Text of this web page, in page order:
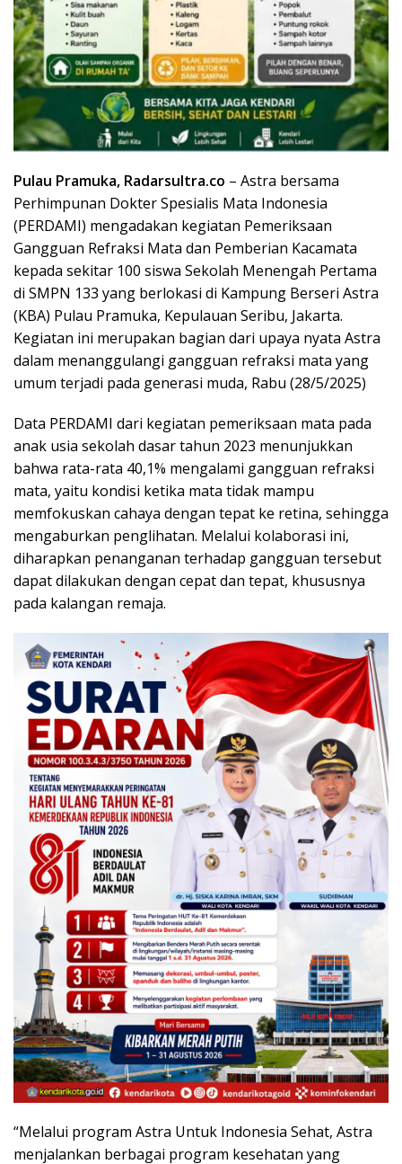
Pulau Pramuka, Radarsultra.co – Astra bersama
Perhimpunan Dokter Spesialis Mata Indonesia
(PERDAMI) mengadakan kegiatan Pemeriksaan
Gangguan Refraksi Mata dan Pemberian Kacamata
kepada sekitar 100 siswa Sekolah Menengah Pertama
di SMPN 133 yang berlokasi di Kampung Berseri Astra
(KBA) Pulau Pramuka, Kepulauan Seribu, Jakarta.
Kegiatan ini merupakan bagian dari upaya nyata Astra
dalam menanggulangi gangguan refraksi mata yang
umum terjadi pada generasi muda, Rabu (28/5/2025)
Data PERDAMI dari kegiatan pemeriksaan mata pada
anak usia sekolah dasar tahun 2023 menunjukkan
bahwa rata-rata 40,1% mengalami gangguan refraksi
mata, yaitu kondisi ketika mata tidak mampu
memfokuskan cahaya dengan tepat ke retina, sehingga
mengaburkan penglihatan. Melalui kolaborasi ini,
diharapkan penanganan terhadap gangguan tersebut
dapat dilakukan dengan cepat dan tepat, khususnya
pada kalangan remaja.
“Melalui program Astra Untuk Indonesia Sehat, Astra
menjalankan berbagai program kesehatan yang